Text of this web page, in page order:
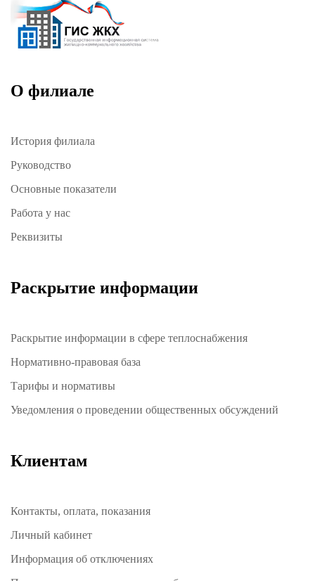
О филиале
История филиала
Руководство
Основные показатели
Работа у нас
Реквизиты
Раскрытие информации
Раскрытие информации в сфере теплоснабжения
Нормативно-правовая база
Тарифы и нормативы
Уведомления о проведении общественных обсуждений
Клиентам
Контакты, оплата, показания
Личный кабинет
Информация об отключениях